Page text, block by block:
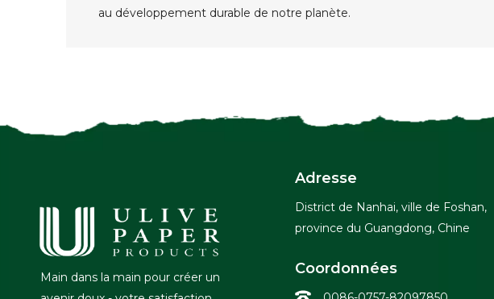
au développement durable de notre planète.
Main dans la main pour créer un
Adresse
District de Nanhai, ville de Foshan,
province du Guangdong, Chine
Coordonnées